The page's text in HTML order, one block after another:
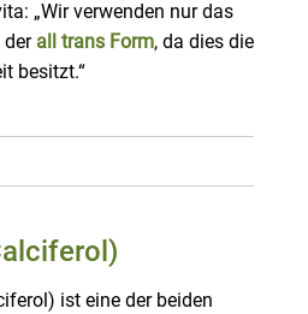
„Wir verwenden nur das
der all trans Form, da dies die
besitzt.“
ist eine der beiden